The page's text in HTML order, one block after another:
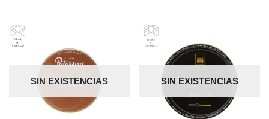
SIN EXISTENCIAS SIN EXISTENCIAS